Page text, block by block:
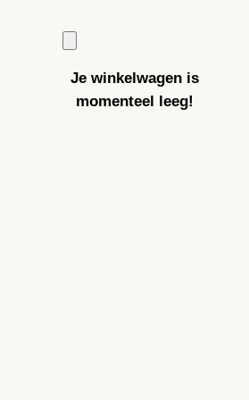
Je winkelwagen is
momenteel leeg!